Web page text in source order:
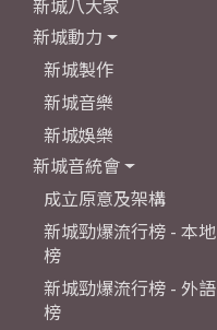
新城八大家
新城動力
新城製作
新城音樂
新城娛樂
新城音統會
成立原意及架構
新城勁爆流行榜 - 本地
榜
新城勁爆流行榜 - 外語
榜